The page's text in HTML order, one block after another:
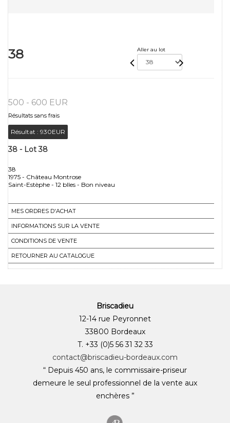
38 Aller au lot
500 - 600 EUR
Résultats sans frais
Résultat : 930EUR
38 - Lot 38
38
1975 - Château Montrose
Saint-Estèphe - 12 blles - Bon niveau
MES ORDRES D'ACHAT
INFORMATIONS SUR LA VENTE
CONDITIONS DE VENTE
RETOURNER AU CATALOGUE
Briscadieu
12-14 rue Peyronnet
33800 Bordeaux
T. +33 (0)5 56 31 32 33
contact@briscadieu-bordeaux.com
“ Depuis 450 ans, le commissaire-priseur
demeure le seul professionnel de la vente aux
enchères ”